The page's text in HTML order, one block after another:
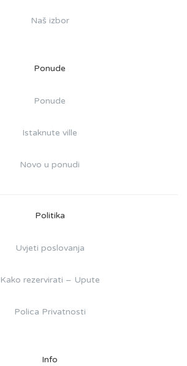
Naš izbor
Ponude
Ponude
Istaknute ville
Novo u ponudi
Politika
Uvjeti poslovanja
Kako rezervirati – Upute
Polica Privatnosti
Info